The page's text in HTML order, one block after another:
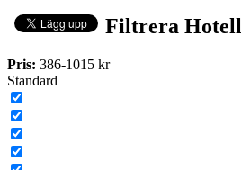
Filtrera Hotell
Pris: 386-1015 kr
Standard